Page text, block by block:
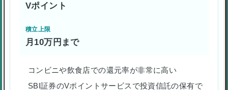
Vポイント
積立上限
月10万円まで
コンビニや飲食店での還元率が非常に高い
SBI証券のVポイントサービスで投資信託の保有で